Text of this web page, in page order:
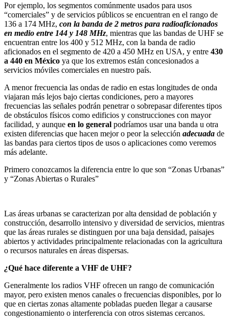
Por ejemplo, los segmentos comúnmente usados para usos
“comerciales” y de servicios públicos se encuentran en el rango de
136 a 174 MHz, con la banda de 2 metros para radioaficionados
en medio entre 144 y 148 MHz, mientras que las bandas de UHF se
encuentran entre los 400 y 512 MHz, con la banda de radio
aficionados en el segmento de 420 a 450 MHz en USA, y entre 430
a 440 en México ya que los extremos están concesionados a
servicios móviles comerciales en nuestro país.
A menor frecuencia las ondas de radio en estas longitudes de onda
viajaran más lejos bajo ciertas condiciones, pero a mayores
frecuencias las señales podrán penetrar o sobrepasar diferentes tipos
de obstáculos físicos como edificios y construcciones con mayor
facilidad, y aunque en lo general podríamos usar una banda u otra
existen diferencias que hacen mejor o peor la selección adecuada de
las bandas para ciertos tipos de usos o aplicaciones como veremos
más adelante.
Primero conozcamos la diferencia entre lo que son “Zonas Urbanas”
y “Zonas Abiertas o Rurales”
Las áreas urbanas se caracterizan por alta densidad de población y
construcción, desarrollo intensivo y diversidad de servicios, mientras
que las áreas rurales se distinguen por una baja densidad, paisajes
abiertos y actividades principalmente relacionadas con la agricultura
o recursos naturales en áreas dispersas.
¿Qué hace diferente a VHF de UHF?
Generalmente los radios VHF ofrecen un rango de comunicación
mayor, pero existen menos canales o frecuencias disponibles, por lo
que en ciertas zonas altamente pobladas pueden llegar a causarse
congestionamiento o interferencia con otros sistemas cercanos.